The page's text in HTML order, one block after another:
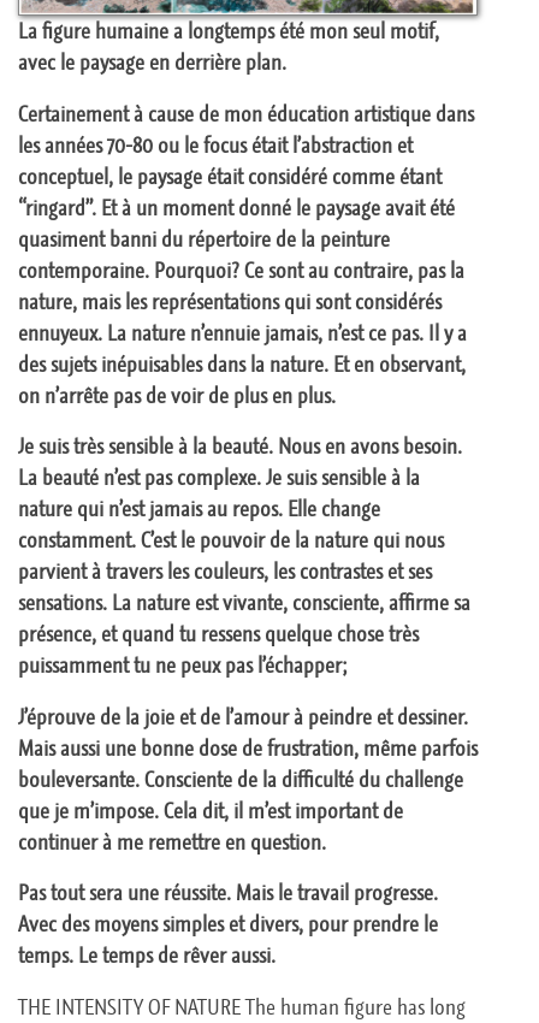
La figure humaine a longtemps été mon seul motif,
avec le paysage en derrière plan.
Certainement à cause de mon éducation artistique dans
les années 70-80 ou le focus était l’abstraction et
conceptuel, le paysage était considéré comme étant
“ringard”. Et à un moment donné le paysage avait été
quasiment banni du répertoire de la peinture
contemporaine. Pourquoi? Ce sont au contraire, pas la
nature, mais les représentations qui sont considérés
ennuyeux. La nature n’ennuie jamais, n’est ce pas. Il y a
des sujets inépuisables dans la nature. Et en observant,
on n’arrête pas de voir de plus en plus.
Je suis très sensible à la beauté. Nous en avons besoin.
La beauté n’est pas complexe. Je suis sensible à la
nature qui n’est jamais au repos. Elle change
constamment. C’est le pouvoir de la nature qui nous
parvient à travers les couleurs, les contrastes et ses
sensations. La nature est vivante, consciente, affirme sa
présence, et quand tu ressens quelque chose très
puissamment tu ne peux pas l’échapper;
J’éprouve de la joie et de l’amour à peindre et dessiner.
Mais aussi une bonne dose de frustration, même parfois
bouleversante. Consciente de la difficulté du challenge
que je m’impose. Cela dit, il m’est important de
continuer à me remettre en question.
Pas tout sera une réussite. Mais le travail progresse.
Avec des moyens simples et divers, pour prendre le
temps. Le temps de rêver aussi.
THE INTENSITY OF NATURE The human figure has long